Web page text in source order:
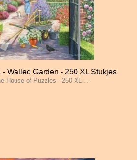
Walled Garden - 250 XL Stukjes
House of Puzzles - 250 XL…